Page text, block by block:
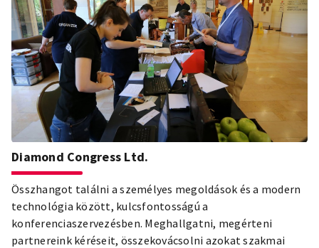
Diamond Congress Ltd.
Összhangot találni a személyes megoldások és a modern
technológia között, kulcsfontosságú a
konferenciaszervezésben. Meghallgatni, megérteni
partnereink kéréseit, összekovácsolni azokat szakmai